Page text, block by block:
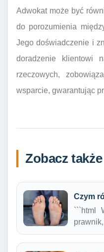
Adwokat może być
do porozumienia
Jego doświadczenie i
doradzenie klientowi
rzeczowych,
wsparcie, gwarantując
Zobacz także
Czym
```html